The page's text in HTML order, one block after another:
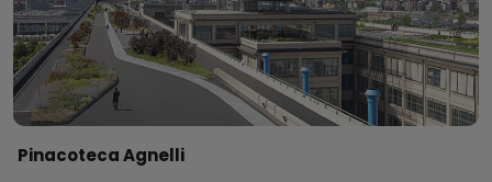
Pinacoteca Agnelli